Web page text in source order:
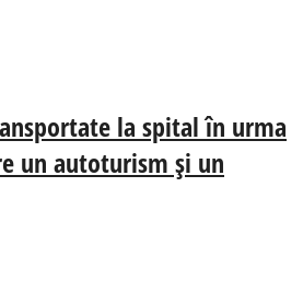
la spital în urma
un autoturism și un